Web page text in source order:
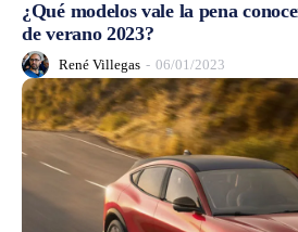
¿Qué modelos vale la pena
de verano 2023?
René Villegas - 06/01/2023